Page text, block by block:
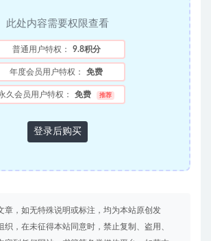
此处内容需要权限查看
普通用户特权： 9.8积分
年度会员用户特权： 免费
久会员用户特权： 免费 推荐
登录后购买
章，如无特殊说明或标注，均为本站原创发
织，在未征得本站同意时，禁止复制、盗用、